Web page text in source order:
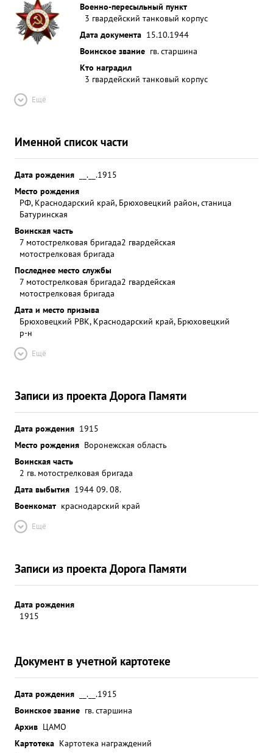
Военно-пересыльный пункт
3 гвардейский танковый корпус
Дата документа 15.10.1944
Воинское звание гв. старшина
Кто наградил
3 гвардейский танковый корпус
Ещё
Именной список части
Дата рождения
__.__.1915
Место рождения
РФ, Краснодарский край, Брюховецкий район, станица
Батуринская
Воинская часть
7 мотострелковая бригада2 гвардейская
мотострелковая бригада
Последнее место службы
7 мотострелковая бригада2 гвардейская
мотострелковая бригада
Дата и место призыва
Брюховецкий РВК, Краснодарский край, Брюховецкий
р-н
Ещё
Записи из проекта Дорога Памяти
Дата рождения 1915
Место рождения Воронежская область
Воинская часть
2 гв. мотострелковая бригада
Дата выбытия 1944 09. 08.
Военкомат краснодарский край
Ещё
Записи из проекта Дорога Памяти
Дата рождения
1915
Документ в учетной картотеке
Дата рождения
__.__.1915
Воинское звание гв. старшина
Архив ЦАМО
Картотека Картотека награждений